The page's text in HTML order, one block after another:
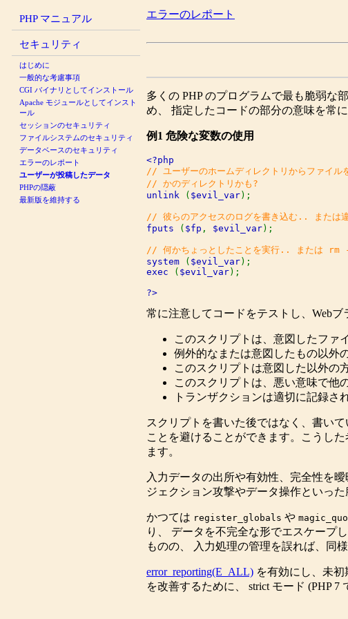
PHP マニュアル
セキュリティ
はじめに
一般的な考慮事項
CGI バイナリとしてインストール
Apache モジュールとしてインスト
ール
セッションのセキュリティ
ファイルシステムのセキュリティ
データベースのセキュリティ
エラーのレポート
ユーザーが投稿したデータ
PHPの隠蔽
最新版を維持する
エラーのレポート
多くの PHPのプログラムで最も脆弱な
め、 指定したコードの部分の意味を常
例1 危険な変数の使用
// ユーザーのホームディレクトリからファイ
unlink
( $evil_var);
fputs
( $fp , $evil_var);
system
( $evil_var
exec
( $evil_var);
?>
常に注意してコードをテストし、Web
このスクリプトは、意図したファ
例外的なまたは意図したもの以外
このスクリプトは意図した以外の
このスクリプトは、悪い意味で他
トランザクションは適切に記録さ
スクリプトを書いた後ではなく、書い
ことを避けることができます。こうし
ます。
入力データの出所や有効性、完全性を
ジェクション攻撃やデータ操作といっ
かつては register_globals や
り、 データを不完全な形でエスケープ
ものの、 入力処理の管理を誤れば、同
error_reporting(E_ALL) を有効にし、未
を改善するために、 strict モード (PHP 7